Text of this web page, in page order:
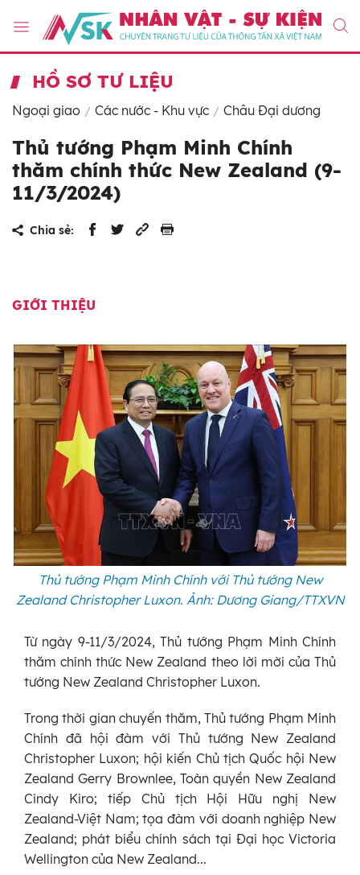
HỒ SƠ TƯ LIỆU
Ngoại giao Các nước - Khu vực Châu Đại dương
Thủ tướng Phạm Minh Chính
thăm chính thức New Zealand (9-
11/3/2024)
Chia sẻ:
GIỚI THIỆU
Thủ tướng Phạm Minh Chính với Thủ tướng New
Zealand Christopher Luxon. Ảnh: Dương Giang/TTXVN
Từ ngày 9-11/3/2024, Thủ tướng Phạm Minh Chính
thăm chính thức New Zealand theo lời mời của Thủ
tướng New Zealand Christopher Luxon.
Trong thời gian chuyến thăm, Thủ tướng Phạm Minh
Chính đã hội đàm với Thủ tướng New Zealand
Christopher Luxon; hội kiến Chủ tịch Quốc hội New
Zealand Gerry Brownlee, Toàn quyền New Zealand
Cindy Kiro; tiếp Chủ tịch Hội Hữu nghị New
Zealand-Việt Nam; tọa đàm với doanh nghiệp New
Zealand; phát biểu chính sách tại Đại học Victoria
Wellington của New Zealand...